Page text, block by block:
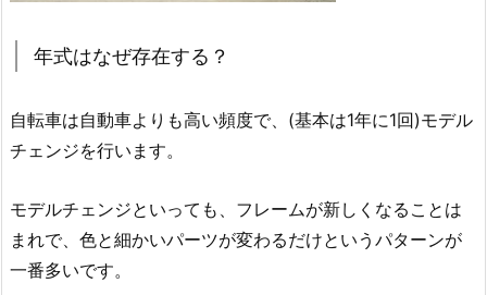
年式はなぜ存在する？
自転車は自動車よりも高い頻度で、(基本は1年に1回)モデル
チェンジを行います。
モデルチェンジといっても、フレームが新しくなることは
まれで、色と細かいパーツが変わるだけというパターンが
一番多いです。